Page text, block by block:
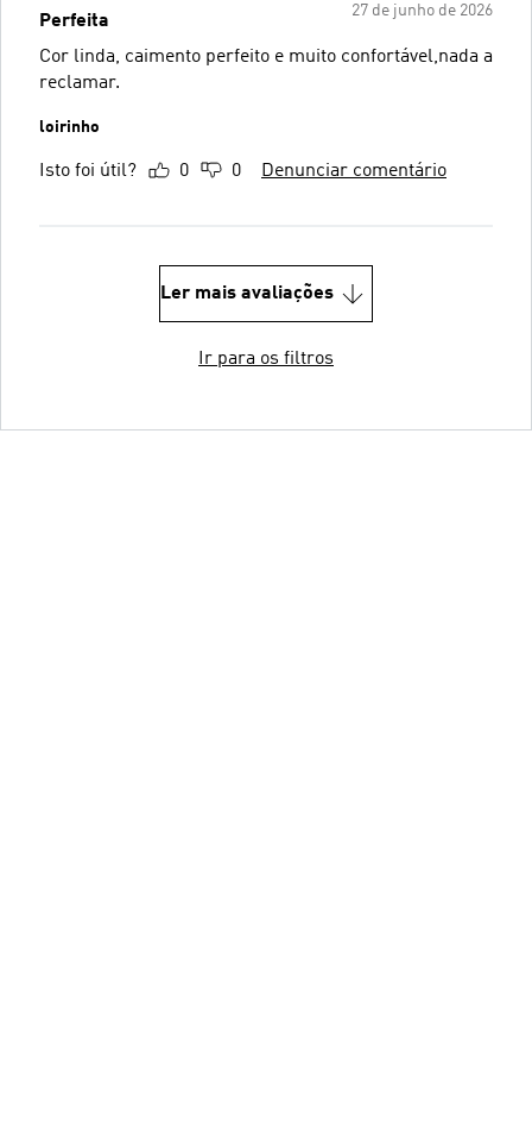
27 de junho de 2026
Perfeita
Cor linda, caimento perfeito e muito confortável,nada a
reclamar.
loirinho
Isto foi útil? 0 0 Denunciar comentário
Ler mais avaliações
Ir para os filtros